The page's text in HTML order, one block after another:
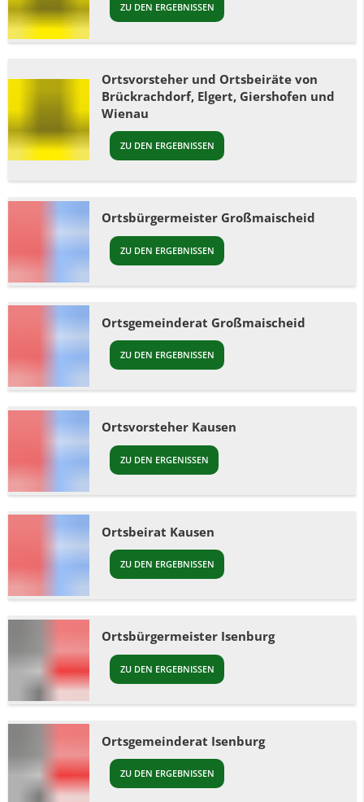
ZU DEN ERGEBNISSEN
Ortsvorsteher und Ortsbeiräte von
Brückrachdorf, Elgert, Giershofen und
Wienau
ZU DEN ERGEBNISSEN
Ortsbürgermeister Großmaischeid
ZU DEN ERGEBNISSEN
Ortsgemeinderat Großmaischeid
ZU DEN ERGEBNISSEN
Ortsvorsteher Kausen
ZU DEN ERGENISSEN
Ortsbeirat Kausen
ZU DEN ERGEBNISSEN
Ortsbürgermeister Isenburg
ZU DEN ERGEBNISSEN
Ortsgemeinderat Isenburg
ZU DEN ERGEBNISSEN